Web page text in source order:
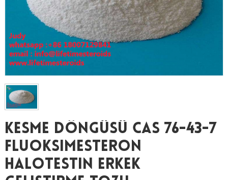
Kesme Döngüsü CAS 76-43-7
Fluoksimesteron
Halotestin Erkek